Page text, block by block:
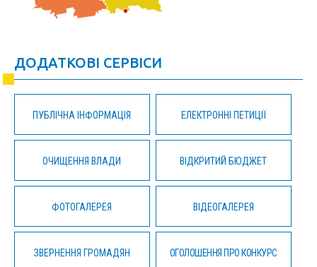
ДОДАТКОВІ СЕРВІСИ
ПУБЛІЧНА ІНФОРМАЦІЯ ЕЛЕКТРОННІ ПЕТИЦІЇ
ОЧИЩЕННЯ ВЛАДИ ВІДКРИТИЙ БЮДЖЕТ
ФОТОГАЛЕРЕЯ ВІДЕОГАЛЕРЕЯ
ЗВЕРНЕННЯ ГРОМАДЯН ОГОЛОШЕННЯ ПРО КОНКУРС